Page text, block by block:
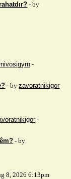
- by
-
- byzavoratnikigor
-
- by
8, 2026 6:13pm